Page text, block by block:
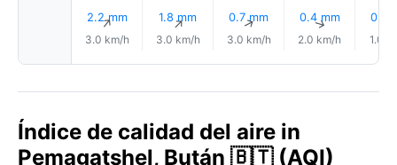
2.2 mm
↑
3.0 km/h
1.8 mm
↑
3.0 km/h
0.7 mm
↑
3.0 km/h
0.4 mm
↑
2.0 km/h
0.3
1.0
Índice de calidad del aire in
Pemagatshel, Bután 🇧🇹 (AQI)